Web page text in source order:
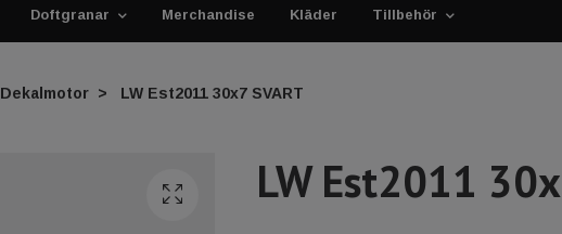
Doftgranar Merchandise Kläder Tillbehör
Dekalmotor LW Est2011 30x7 SVART
LW Est2011